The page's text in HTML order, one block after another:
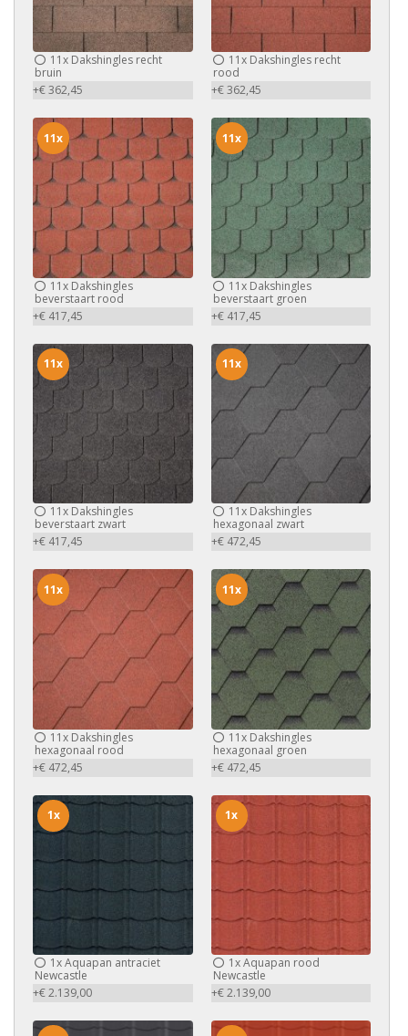
11x Dakshingles recht
bruin
+€ 362,45
11xDakshingles recht
rood
+€ 362,45
11x Dakshingles
beverstaart rood
+€ 417,45
11x
11xDakshingles
beverstaart groen
+€ 417,45
11x
11x Dakshingles
beverstaart zwart
+€ 417,45
11x
11xDakshingles
hexagonaal zwart
+€ 472,45
11x
11x Dakshingles
hexagonaal rood
+€ 472,45
11x
11xDakshingles
hexagonaal groen
+€ 472,45
11x
1xAquapan antraciet
Newcastle
+€ 2.139,00
1x
1xAquapan rood
Newcastle
+€ 2.139,00
1x